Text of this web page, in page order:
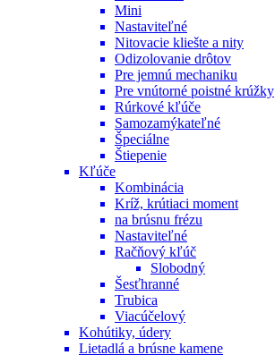
Mini
Nastaviteľné
Nitovacie kliešte a nity
Odizolovanie drôtov
Pre jemnú mechaniku
Pre vnútorné poistné krúžky
Rúrkové kľúče
Samozamýkateľné
Špeciálne
Štiepenie
Kľúče
Kombinácia
Kríž, krútiaci moment
na brúsnu frézu
Nastaviteľné
Račňový kľúč
Slobodný
Šesťhranné
Trubica
Viacúčelový
Kohútiky, údery
Lietadlá a brúsne kamene